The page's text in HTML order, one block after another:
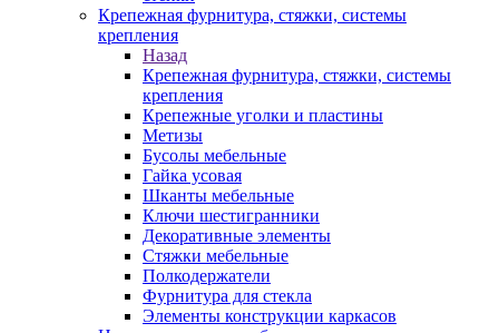
Крепежная фурнитура, стяжки, системы
крепления
Назад
Крепежная фурнитура, стяжки, системы
крепления
Крепежные уголки и пластины
Метизы
Бусолы мебельные
Гайка усовая
Шканты мебельные
Ключи шестигранники
Декоративные элементы
Стяжки мебельные
Полкодержатели
Фурнитура для стекла
Элементы конструкции каркасов